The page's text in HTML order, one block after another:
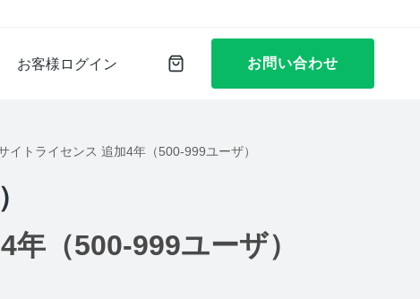
お客様ログイン お問い合わせ
トライセンス 追加4年（500-999ユーザ）
（500-999ユーザ）